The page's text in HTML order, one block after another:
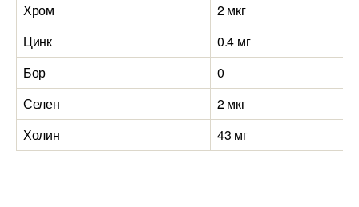
Хром
2 мкг
Цинк
0.4 мг
Бор
0
Селен
2 мкг
Холин
43 мг